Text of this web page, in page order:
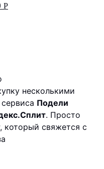
Р
несколькими
Подели
. Просто
свяжется с